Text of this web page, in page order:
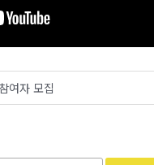
여자 모집